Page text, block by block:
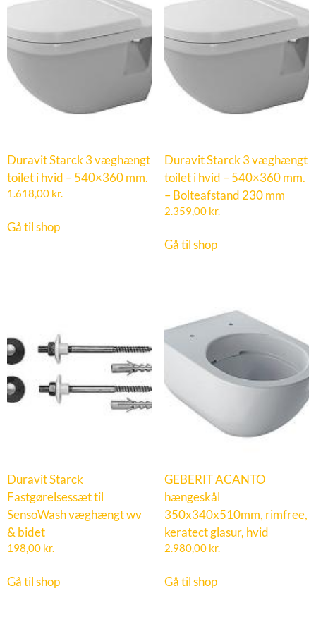
Duravit Starck 3 væghængt
toilet i hvid – 540×360 mm.
1.618,00 kr.
Gå til shop
Duravit Starck 3 væghængt
toilet i hvid – 540×360 mm.
– Bolteafstand 230 mm
2.359,00 kr.
Gå til shop
Duravit Starck
Fastgørelsessæt til
SensoWash væghængt wv
& bidet
198,00 kr.
Gå til shop
GEBERIT ACANTO
hængeskål
350x340x510mm, rimfree,
keratect glasur, hvid
2.980,00 kr.
Gå til shop